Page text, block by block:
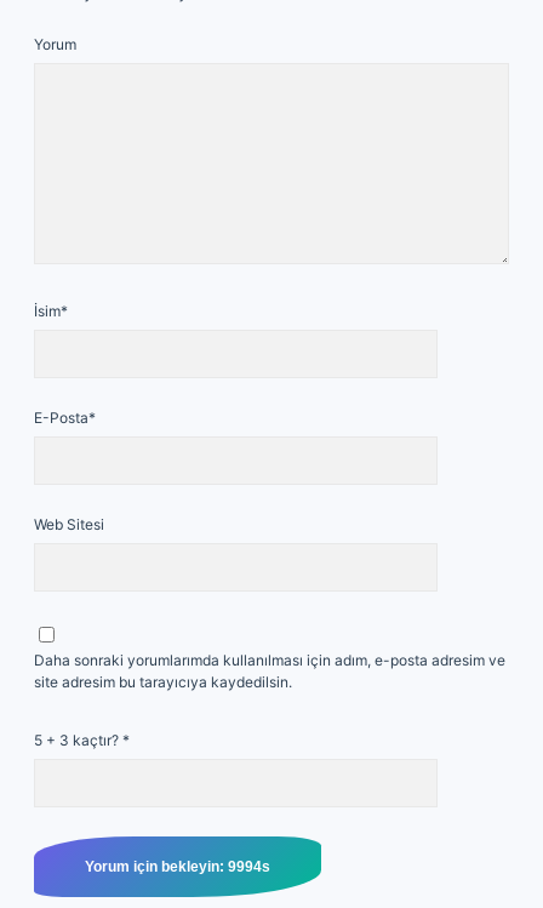
Yorum
İsim*
E-Posta*
Web Sitesi
Daha sonraki yorumlarımda kullanılması için adım, e-posta adresim ve
site adresim bu tarayıcıya kaydedilsin.
5 + 3 kaçtır? *